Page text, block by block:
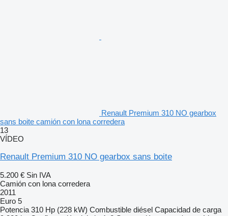
Renault Premium 310 NO gearbox
sans boite camión con lona corredera
13
VÍDEO
Renault Premium 310 NO gearbox sans boite
5.200 € Sin IVA
Camión con lona corredera
2011
Euro 5
Potencia 310 Hp (228 kW) Combustible diésel Capacidad de carga